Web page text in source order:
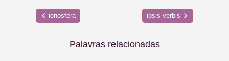
ionosfera ipsis verbis
Palavras relacionadas